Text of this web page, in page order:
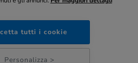
tutti i cookie
Personalizza >